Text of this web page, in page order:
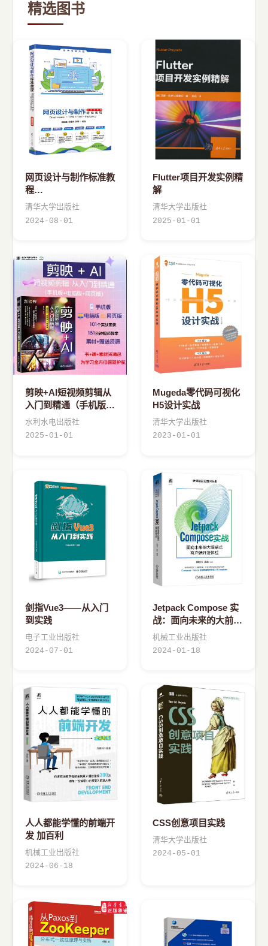
精选图书
网页设计与制作标准教
程
Dreamweaver+HTML+Flash+Photoshop（微
清华大学出版社
2024-08-01
Flutter项目开发实例精
解
清华大学出版社
2025-01-01
剪映+AI短视频剪辑从
入门到精通（手机版
+电脑版+网页版）剪
映AI、短视频剪辑、剪
水利水电出版社
2025-01-01
Mugeda零代码可视化
H5设计实战
清华大学出版社
2023-01-01
剑指Vue3——从入门
到实践
电子工业出版社
2024-07-01
Jetpack Compose 实
战：面向未来的大前端
式客户端开发体验 郭
效江 庞立
机械工业出版社
2024-01-18
人人都能学懂的前端开
发 加百利
机械工业出版社
2024-06-18
CSS创意项目实践
清华大学出版社
2024-05-01